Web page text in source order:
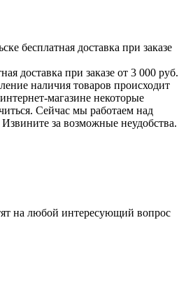
бесплатная доставка при заказе
доставка при заказе от 3 000 руб.
наличия товаров происходит
магазине некоторые
Сейчас мы работаем над
за возможные неудобства.
на любой интересующий вопрос